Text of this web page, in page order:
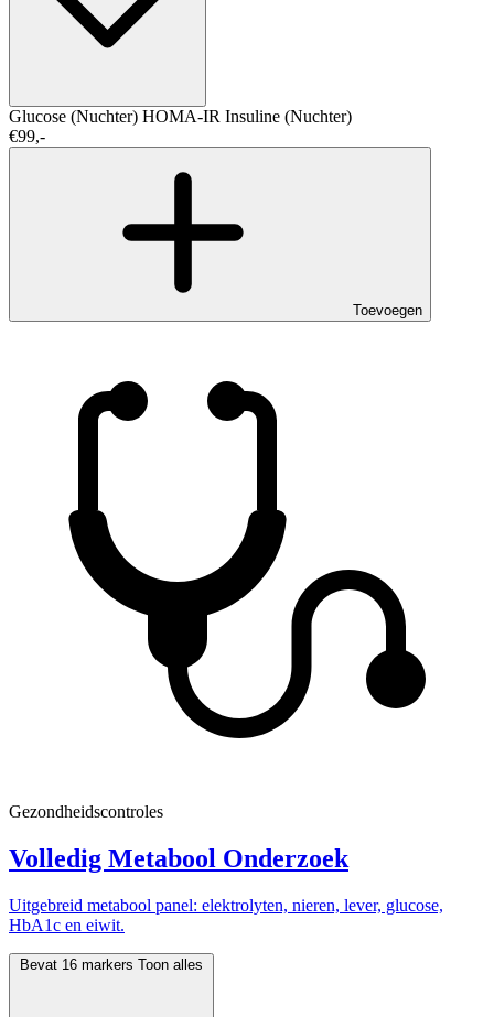
Glucose (Nuchter) HOMA-IR Insuline (Nuchter)
€99,-
Toevoegen
Gezondheidscontroles
Volledig Metabool Onderzoek
Uitgebreid metabool panel: elektrolyten, nieren, lever, glucose,
HbA1c en eiwit.
Bevat 16 markers Toon alles